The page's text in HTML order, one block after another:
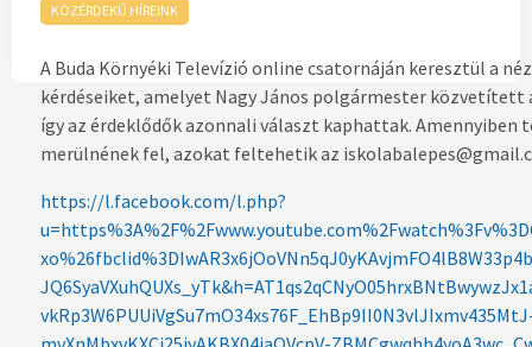
KÖZÉRDEKŰ HÍREINK
A Buda Környéki Televízió online csatornáján keresztül a
kérdéseiket, amelyet Nagy János polgármester közvetített
így az érdeklődők azonnali választ kaphattak. Amennyiben
merülnének fel, azokat feltehetik az
https://l.facebook.com/l.php?